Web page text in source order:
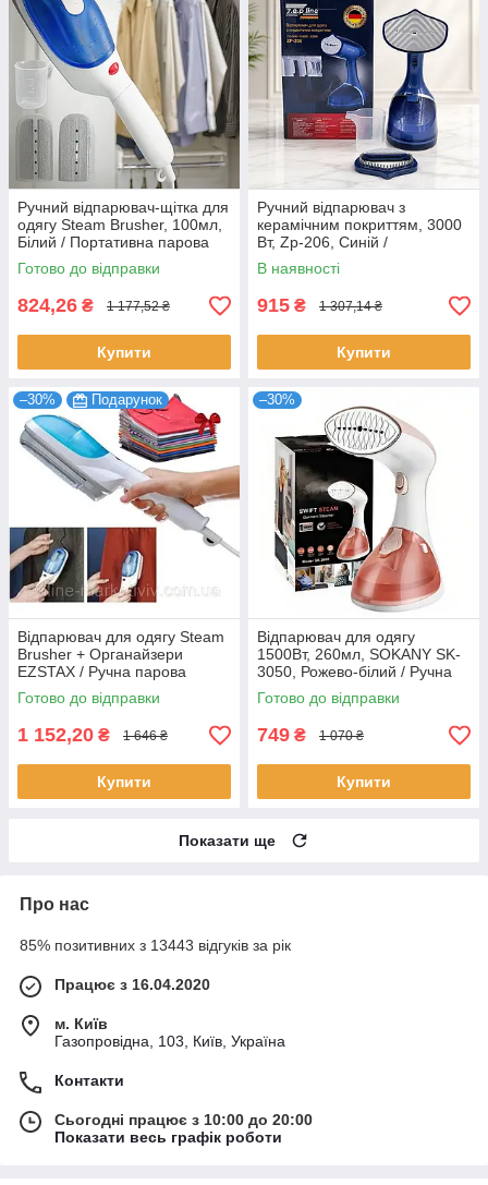
Ручний відпарювач-щітка для
одягу Steam Brusher, 100мл,
Білий / Портативна парова
праска
Готово до відправки
824,26 ₴ 1 177,52 ₴
Купити
Ручний відпарювач з
керамічним покриттям, 3000
Вт, Zp-206, Синій /
Відпарювач для одягу /
Вертикальний відпарювач
В наявності
915 ₴ 1 307,14 ₴
Купити
–30% Подарунок
Відпарювач для одягу Steam
Brusher + Органайзери
EZSTAX / Ручна парова
праска
Готово до відправки
1 152,20 ₴ 1 646 ₴
Купити
–30%
Відпарювач для одягу
1500Вт, 260мл, SOKANY SK-
3050, Рожево-білий / Ручна
вертикальна парова праска
Готово до відправки
749 ₴ 1 070 ₴
Купити
Показати ще
Про нас
85% позитивних з 13443 відгуків за рік
Працює з 16.04.2020
м. Київ
Газопровідна, 103, Київ, Україна
Контакти
Сьогодні працює з 10:00 до 20:00
Показати весь графік роботи